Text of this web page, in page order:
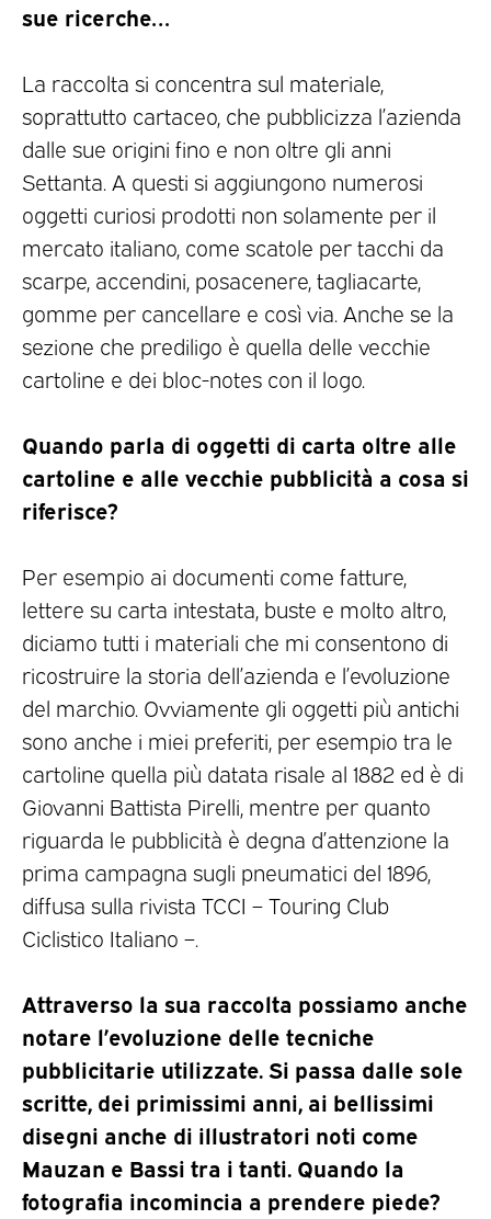
sue ricerche…
La raccolta si concentra sul materiale,
soprattutto cartaceo, che pubblicizza l’azienda
dalle sue origini fino e non oltre gli anni
Settanta. A questi si aggiungono numerosi
oggetti curiosi prodotti non solamente per il
mercato italiano, come scatole per tacchi da
scarpe, accendini, posacenere, tagliacarte,
gomme per cancellare e così via. Anche se la
sezione che prediligo è quella delle vecchie
cartoline e dei bloc-notes con il logo.
Quando parla di oggetti di carta oltre alle
cartoline e alle vecchie pubblicità a cosa si
riferisce?
Per esempio ai documenti come fatture,
lettere su carta intestata, buste e molto altro,
diciamo tutti i materiali che mi consentono di
ricostruire la storia dell’azienda e l’evoluzione
del marchio. Ovviamente gli oggetti più antichi
sono anche i miei preferiti, per esempio tra le
cartoline quella più datata risale al 1882 ed è di
Giovanni Battista Pirelli, mentre per quanto
riguarda le pubblicità è degna d’attenzione la
prima campagna sugli pneumatici del 1896,
diffusa sulla rivista TCCI – Touring Club
Ciclistico Italiano –.
Attraverso la sua raccolta possiamo anche
notare l’evoluzione delle tecniche
pubblicitarie utilizzate. Si passa dalle sole
scritte, dei primissimi anni, ai bellissimi
disegni anche di illustratori noti come
Mauzan e Bassi tra i tanti. Quando la
fotografia incomincia a prendere piede?